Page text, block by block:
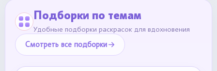
Подборки по темам
Удобные подборки раскрасок для вдохновения
Смотреть все подборки